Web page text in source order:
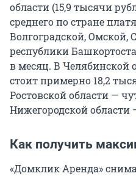
области (15,9 тысячи
среднего по стране
Волгоградской, Омской,
республики
в месяц. В Челябинской
стоит примерно 18,2
Ростовской области —
Нижегородской области
Как получить
«Домклик Аренда»